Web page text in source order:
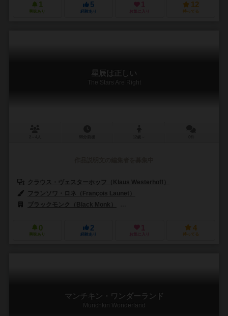
1
興味あり
5
経験あり
1
お気に入り
12
持ってる
星辰は正しい
The Stars Are Right
クラウス・ヴェスターホッフ（Klaus Westerhoff）
フランソワ・ロネ（François Launet）
ブラックモンク（Black Monk）
0
興味あり
2
経験あり
1
お気に入り
4
持ってる
マンチキン・ワンダーランド
Munchkin Wonderland